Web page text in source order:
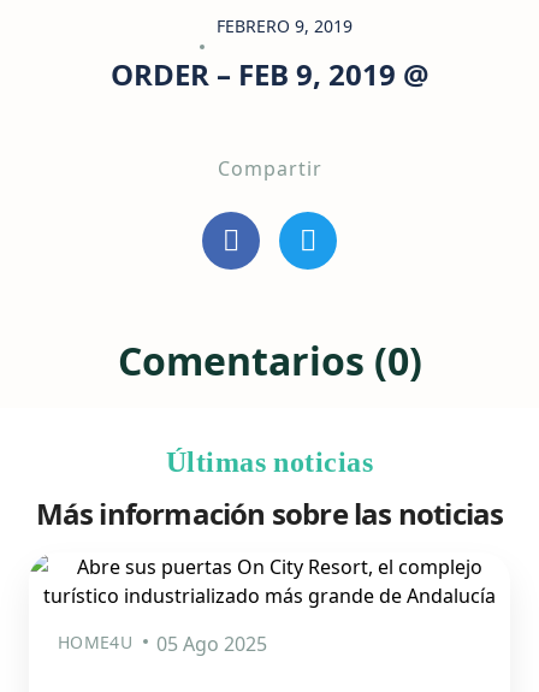
FEBRERO 9, 2019
ORDER – FEB 9, 2019 @
Compartir
Comentarios (0)
Últimas noticias
Más información sobre las noticias
HOME4U 05 Ago 2025